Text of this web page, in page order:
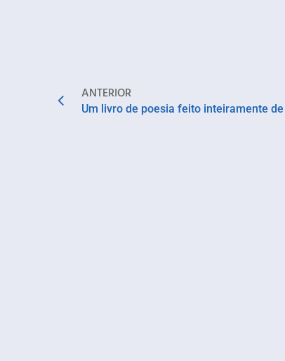
ANTERIOR
Um livro de poesia feito inteiramente